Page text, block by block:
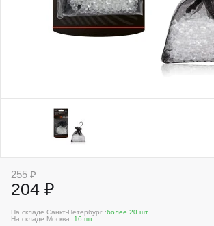
255 ₽
204 ₽
На складе Санкт-Петербург :более 20 шт.
На складе Москва :16 шт.